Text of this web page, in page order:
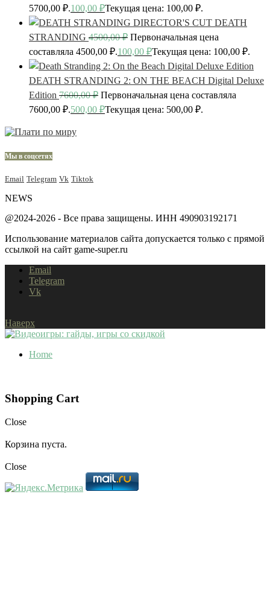
5700,00 ₽.100,00 ₽Текущая цена: 100,00 ₽.
DEATH
STRANDING 4500,00₽ Первоначальная цена
составляла 4500,00 ₽.100,00 ₽Текущая цена: 100,00 ₽.
DEATH STRANDING 2: ON THE BEACH Digital Deluxe
Edition 7600,00₽ Первоначальная цена составляла
7600,00 ₽.500,00 ₽Текущая цена: 500,00 ₽.
Мы в соцсетях
Email Telegram Vk Tiktok
NEWS
@2024-2026 - Все права защищены. ИНН 490903192171
Использование материалов сайта допускается только с прямой
ссылкой на сайт game-super.ru
Email
Telegram
Vk
Наверх
Home
Shopping Cart
Close
Корзина пуста.
Close